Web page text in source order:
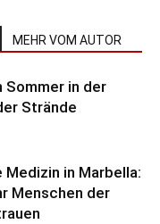
MEHR VOM AUTOR
Sommer in der
Strände
in Marbella:
Menschen der